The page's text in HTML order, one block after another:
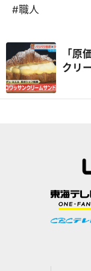
#職人
「原
クリ